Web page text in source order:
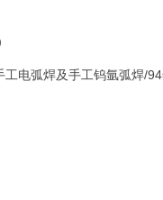
电弧焊及手工钨氩弧焊/